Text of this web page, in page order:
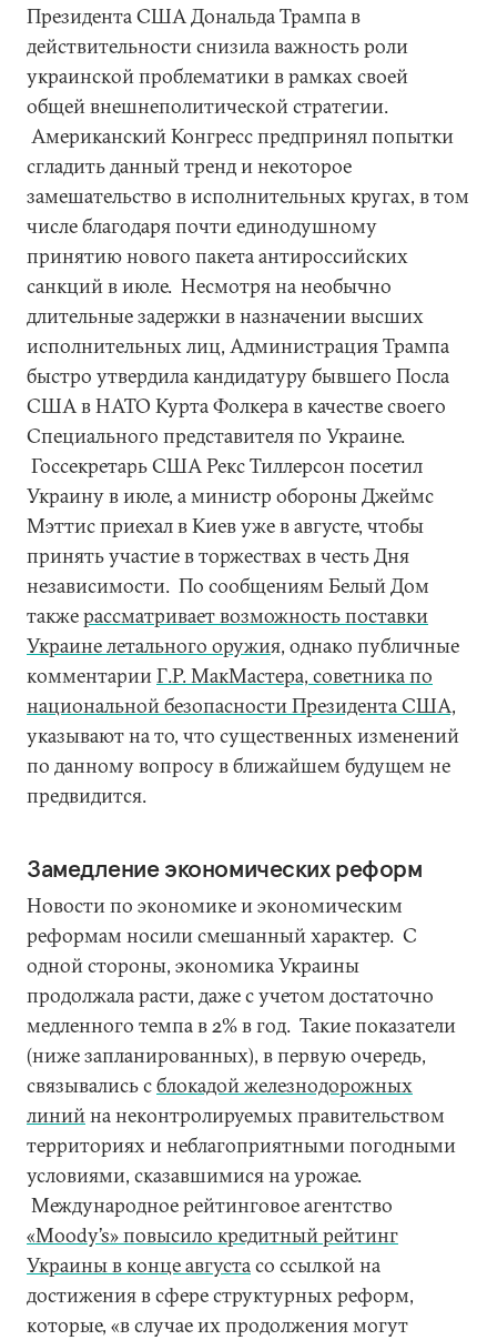
Президента США Дональда Трампа в
действительности снизила важность роли
украинской проблематики в рамках своей
общей внешнеполитической стратегии.
Американский Конгресс предпринял попытки
сгладить данный тренд и некоторое
замешательство в исполнительных кругах, в том
числе благодаря почти единодушному
принятию нового пакета антироссийских
санкций в июле. Несмотря на необычно
длительные задержки в назначении высших
исполнительных лиц, Администрация Трампа
быстро утвердила кандидатуру бывшего Посла
США в НАТО Курта Фолкера в качестве своего
Специального представителя по Украине.
Госсекретарь США Рекс Тиллерсон посетил
Украину в июле, а министр обороны Джеймс
Мэттис приехал в Киев уже в августе, чтобы
принять участие в торжествах в честь Дня
независимости. По сообщениям Белый Дом
такжерассматривает возможность поставки
Украине летального оружия, однако публичные
комментарииГ.Р. МакМастера, советника по
национальной безопасности Президента США,
указывают на то, что существенных изменений
по данному вопросу в ближайшем будущем не
предвидится.
Замедление экономических реформ
Новости по экономике и экономическим
реформам носили смешанный характер. С
одной стороны, экономика Украины
продолжала расти, даже с учетом достаточно
медленного темпа в 2% в год. Такие показатели
(ниже запланированных), в первую очередь,
связывались сблокадой железнодорожных
линийна неконтролируемых правительством
территориях и неблагоприятными погодными
условиями, сказавшимися на урожае.
Международное рейтинговое агентство
«Мoody’s» повысило кредитный рейтинг
Украины в конце августасо ссылкой на
достижения в сфере структурных реформ,
которые, «в случае их продолжения могут